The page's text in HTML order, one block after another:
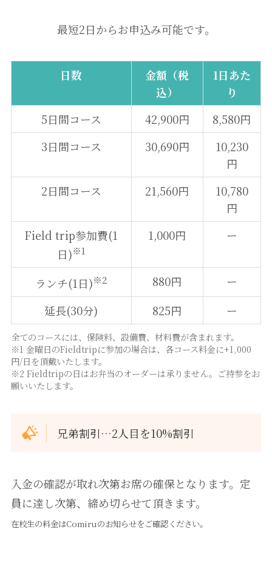
最短2日からお申込み可能です。
日数
金額（税
込）
1日あた
り
5日間コース
42,900円
8,580円
3日間コース
30,690円
10,230
円
2日間コース
21,560円
10,780
円
Field trip参加費(1
日)※1
1,000円 ー
ランチ(1日)※2 880円
ー
延長(30分)
825円 ー
全てのコースには、保険料、設備費、材料費が含まれます。
※1 金曜日のFieldtripに参加の場合は、各コース料金に+1,000
円/日を頂戴いたします。
※2 Fieldtripの日はお弁当のオーダーは承りません。ご持参をお
願いいたします。
兄弟割引…2人目を10%割引
入金の確認が取れ次第お席の確保となります。定
員に達し次第、締め切らせて頂きます。
在校生の料金はComiruのお知らせをご確認ください。